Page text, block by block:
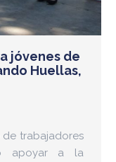
jóvenes de
Huellas,
de trabajadores
apoyar a la